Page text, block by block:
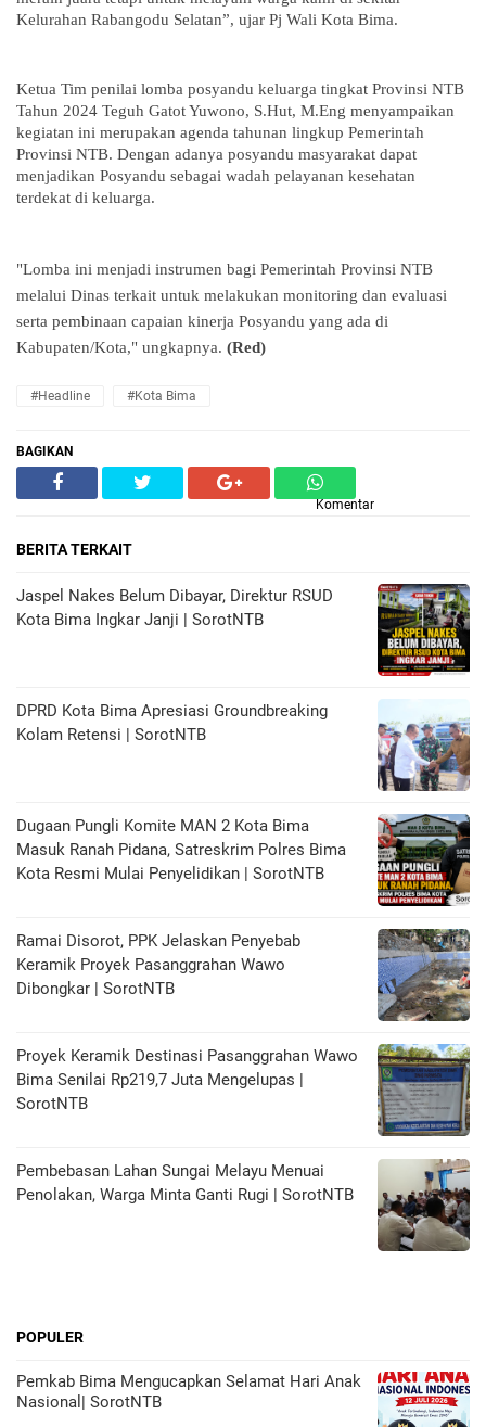
Kelurahan Rabangodu Selatan”, ujar Pj Wali Kota Bima.
Ketua Tim penilai lomba posyandu keluarga tingkat Provinsi NTB
Tahun 2024 Teguh Gatot Yuwono, S.Hut, M.Eng menyampaikan
kegiatan ini merupakan agenda tahunan lingkup Pemerintah
Provinsi NTB. Dengan adanya posyandu masyarakat dapat
menjadikan Posyandu sebagai wadah pelayanan kesehatan
terdekat di keluarga.
"Lomba ini menjadi instrumen bagi Pemerintah Provinsi NTB
melalui Dinas terkait untuk melakukan monitoring dan evaluasi
serta pembinaan capaian kinerja Posyandu yang ada di
Kabupaten/Kota," ungkapnya. (Red)
#Headline #Kota Bima
BAGIKAN
Komentar
BERITA TERKAIT
Jaspel Nakes Belum Dibayar, Direktur RSUD
Kota Bima Ingkar Janji | SorotNTB
DPRD Kota Bima Apresiasi Groundbreaking
Kolam Retensi | SorotNTB
Dugaan Pungli Komite MAN 2 Kota Bima
Masuk Ranah Pidana, Satreskrim Polres Bima
Kota Resmi Mulai Penyelidikan | SorotNTB
Ramai Disorot, PPK Jelaskan Penyebab
Keramik Proyek Pasanggrahan Wawo
Dibongkar | SorotNTB
Proyek Keramik Destinasi Pasanggrahan Wawo
Bima Senilai Rp219,7 Juta Mengelupas |
SorotNTB
Pembebasan Lahan Sungai Melayu Menuai
Penolakan, Warga Minta Ganti Rugi | SorotNTB
POPULER
Pemkab Bima Mengucapkan Selamat Hari Anak
Nasional| SorotNTB